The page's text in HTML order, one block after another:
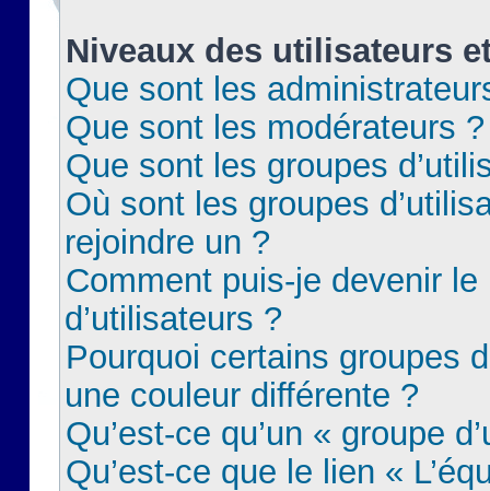
Niveaux des utilisateurs
Que sont les
Que sont les modérateurs ?
Que sont les groupes
Où sont les groupes
rejoindre un ?
Comment puis-je devenir le
d’utilisateurs ?
Pourquoi certains groupes
une couleur différente ?
Qu’est-ce qu’un « groupe
Qu’est-ce que le lien «